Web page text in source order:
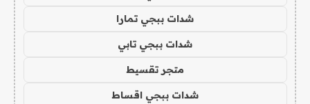
شدات ببجي تمارا
شدات ببجي تابي
متجر تقسيط
شدات ببجي اقساط